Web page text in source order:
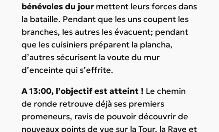
bénévoles du jourmettent leurs forces dans
la bataille. Pendant que les uns coupent les
branches, les autres les évacuent; pendant
que les cuisiniers préparent la plancha,
d’autres sécurisent la voute du mur
d’enceinte qui s’effrite.
A 13:00, l’objectif est atteint ! Le chemin
de ronde retrouve déjà ses premiers
promeneurs, ravis de pouvoir découvrir de
nouveaux points de vue sur la Tour, la Raye et